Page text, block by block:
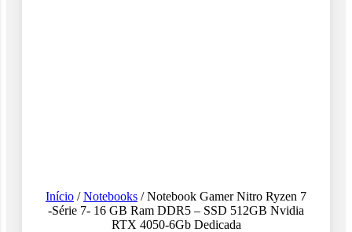
Início /Notebooks / Notebook Gamer Nitro Ryzen 7
-Série 7- 16 GB Ram DDR5 – SSD 512GB Nvidia
RTX 4050-6Gb Dedicada